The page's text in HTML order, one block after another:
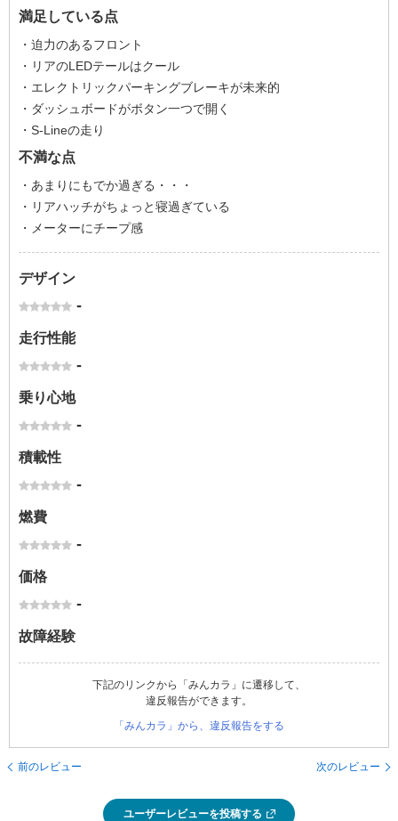
満足している点
・迫力のあるフロント
・リアのLEDテールはクール
・エレクトリックパーキングブレーキが未来的
・ダッシュボードがボタン一つで開く
・S-Lineの走り
不満な点
・あまりにもでか過ぎる・・・
・リアハッチがちょっと寝過ぎている
・メーターにチープ感
デザイン
-
走行性能
-
乗り心地
-
積載性
-
燃費
-
価格
-
故障経験
下記のリンクから「みんカラ」に遷移して、
違反報告ができます。
「みんカラ」から、違反報告をする
前のレビュー 次のレビュー
ユーザーレビューを投稿する